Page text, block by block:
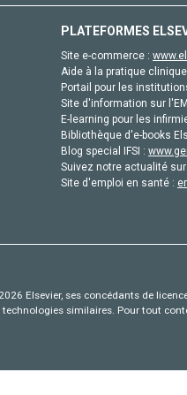
PLATEFORMES
Site e-commerce :
Aide à la pratique
Portail pour les
Site d'information sur
E-learning pour les
Bibliothèque d'e-books
Blog special IFSI :
Suivez notre actualité
Site d'emploi en santé :
Elsevier, ses concédants de
similaires. Pour tout